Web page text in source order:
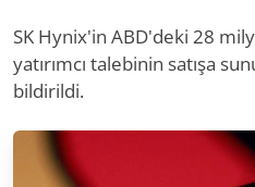
SK Hynix'in ABD'deki 28
yatırımcı talebinin satışa
bildirildi.